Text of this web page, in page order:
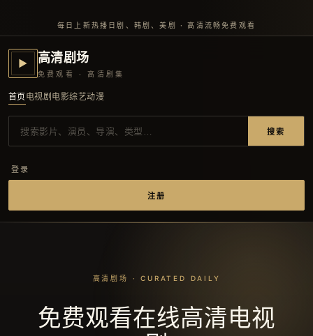
每日上新热播日剧、韩剧、美剧 · 高清流畅免费观看
▶ 高清剧场
免费观看 · 高清剧集
首页电视剧 电影综艺动漫
搜索
登录
注册
免费观看在线高清电视